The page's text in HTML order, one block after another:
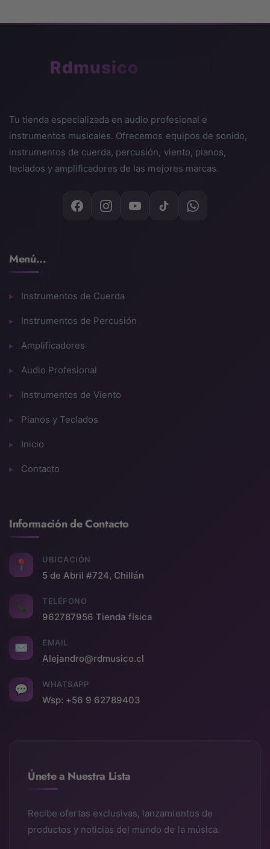
Rdmusico
Tu tienda especializada en audio profesional e
instrumentos musicales. Ofrecemos equipos de sonido,
instrumentos de cuerda, percusión, viento, pianos,
teclados y amplificadores de las mejores marcas.
Menú...
Instrumentos de Cuerda
Instrumentos de Percusión
Amplificadores
Audio Profesional
Instrumentos de Viento
Pianos y Teclados
Inicio
Contacto
Información de Contacto
📍 UBICACIÓN
5 de Abril #724, Chillán
📞 TELÉFONO
962787956 Tienda física
✉ EMAIL
Alejandro@rdmusico.cl
💬 WHATSAPP
Wsp: +56 9 62789403
Únete a Nuestra Lista
Recibe ofertas exclusivas, lanzamientos de
productos y noticias del mundo de la música.